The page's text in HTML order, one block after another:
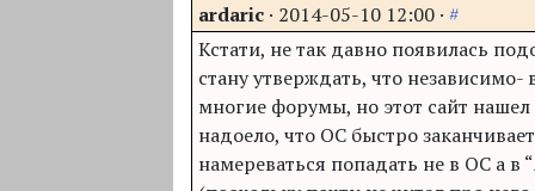
ardaric · 2014-05-10 12:00 ·#
Кстати, не так давно появилась
стану утверждать, что независимо-
многие форумы, но этот сайт нашел
надоело, что ОС быстро
намереваться попадать не в ОС а в